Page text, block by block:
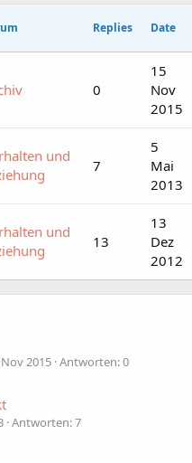
Replies Date
0
15
Nov
2015
und
7
5
Mai
2013
und
13
13
Dez
2012
2015 Antworten: 0
Antworten: 7